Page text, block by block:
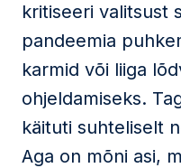
kritiseeri valitsust
pandeemia
karmid või liiga
ohjeldamiseks.
käituti suhteliselt
Aga on mõni asi,